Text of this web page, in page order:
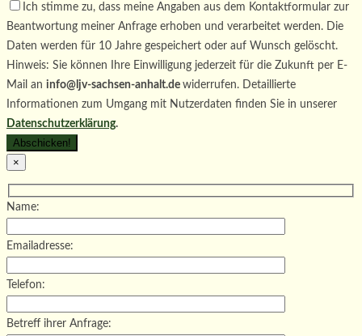
Ich stimme zu, dass meine Angaben aus dem Kontaktformular zur
Beantwortung meiner Anfrage erhoben und verarbeitet werden. Die
Daten werden für 10 Jahre gespeichert oder auf Wunsch gelöscht.
Hinweis: Sie können Ihre Einwilligung jederzeit für die Zukunft per E-
Mail an info@ljv-sachsen-anhalt.de widerrufen. Detaillierte
Informationen zum Umgang mit Nutzerdaten finden Sie in unserer
Datenschutzerklärung.
×
Name:
Emailadresse:
Telefon:
Betreff ihrer Anfrage: